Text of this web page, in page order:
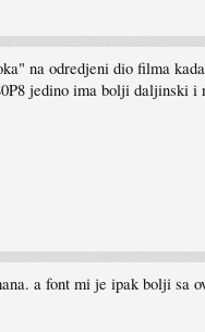
na odredjeni dio filma
jedino ima bolji daljinski i
a font mi je ipak bolji sa